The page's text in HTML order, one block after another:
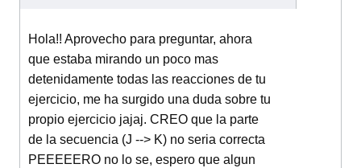
Hola!! Aprovecho para preguntar, ahora
que estaba mirando un poco mas
detenidamente todas las reacciones de tu
ejercicio, me ha surgido una duda sobre tu
propio ejercicio jajaj. CREO que la parte
de la secuencia (J --> K) no seria correcta
PEEEEERO no lo se, espero que algun